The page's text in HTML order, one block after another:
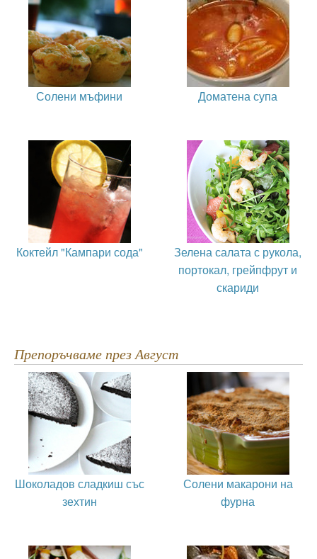
Солени мъфини Доматена супа
Коктейл "Кампари сода"
Зелена салата с рукола,
портокал, грейпфрут и
скариди
Препоръчваме през Август
Шоколадов сладкиш със
зехтин
Солени макарони на
фурна